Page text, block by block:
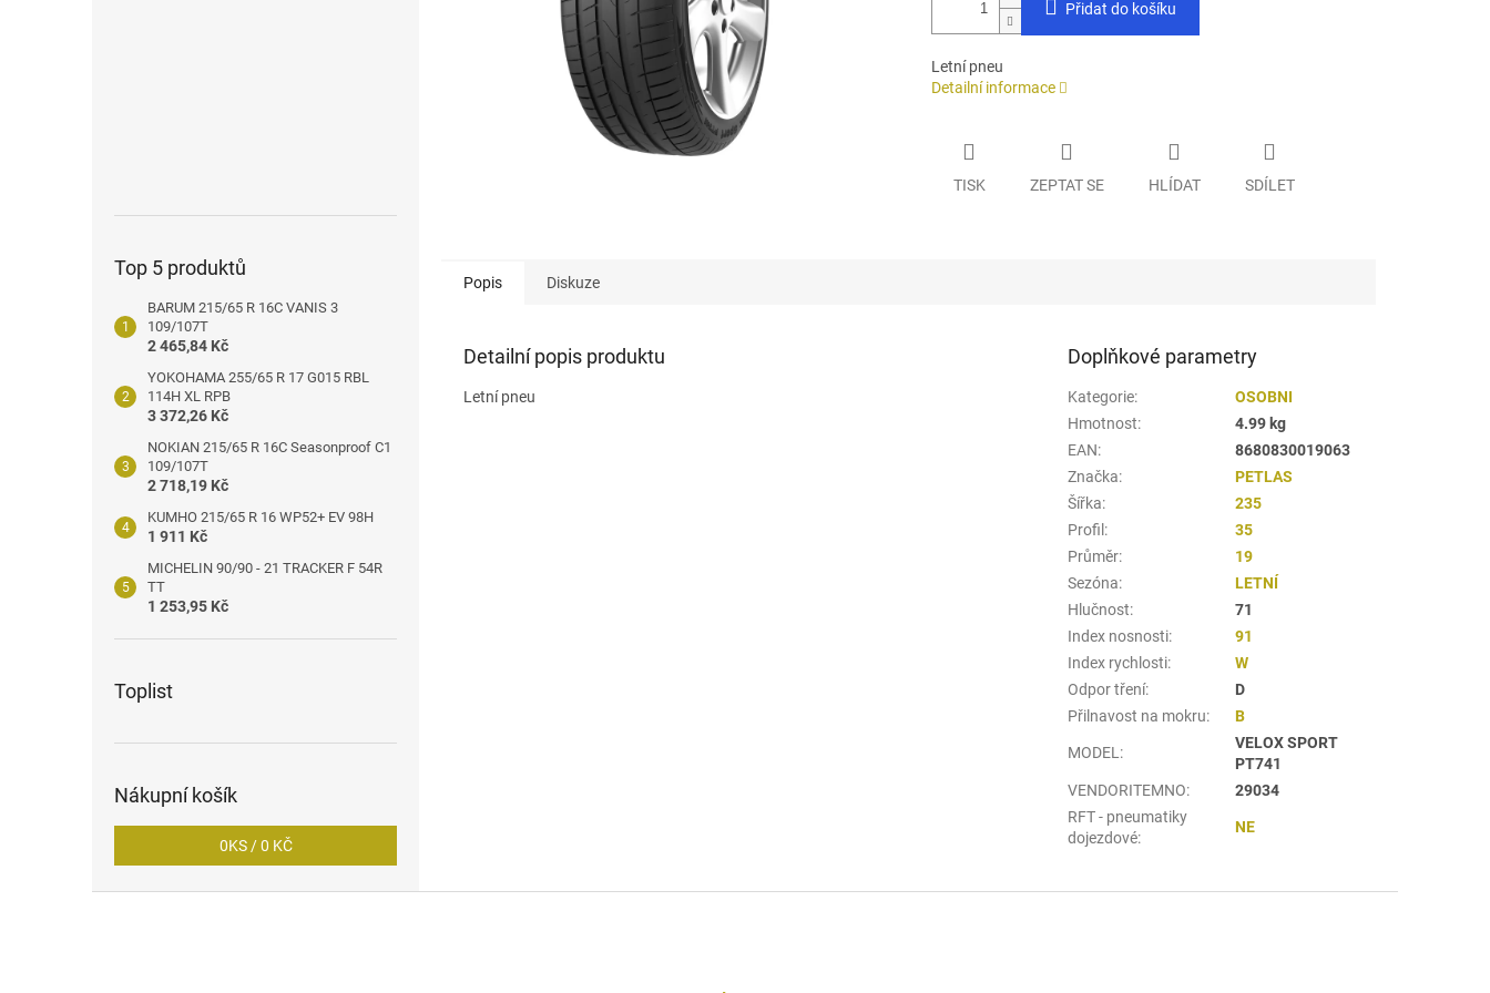
Top 5 produktů
BARUM 215/65 R 16C VANIS 3
109/107T
2 465,84 Kč
YOKOHAMA 255/65 R 17 G015 RBL
114H XL RPB
3 372,26 Kč
NOKIAN 215/65 R 16C Seasonproof C1
109/107T
2 718,19 Kč
KUMHO 215/65 R 16 WP52+ EV 98H
1 911 Kč
MICHELIN 90/90 - 21 TRACKER F 54R
TT
1 253,95 Kč
Toplist
Nákupní košík
0KS /0 KČ
Přidat do košíku
Letní pneu
Detailní informace
TISK ZEPTAT SE HLÍDAT SDÍLET
Popis Diskuze
Detailní popis produktu
Letní pneu
Doplňkové parametry
Kategorie:
OSOBNI
Hmotnost:
4.99 kg
EAN:
8680830019063
Značka:
PETLAS
Šířka:
235
Profil :
35
Průměr:
19
Sezóna:
LETNÍ
Hlučnost:
71
Index nosnosti:
91
Index rychlosti:
W
Odpor tření:
D
Přilnavost na mokru: B
MODEL :
VELOX SPORT
PT741
VENDORITEMNO:
29034
RFT - pneumatiky
dojezdové:
NE